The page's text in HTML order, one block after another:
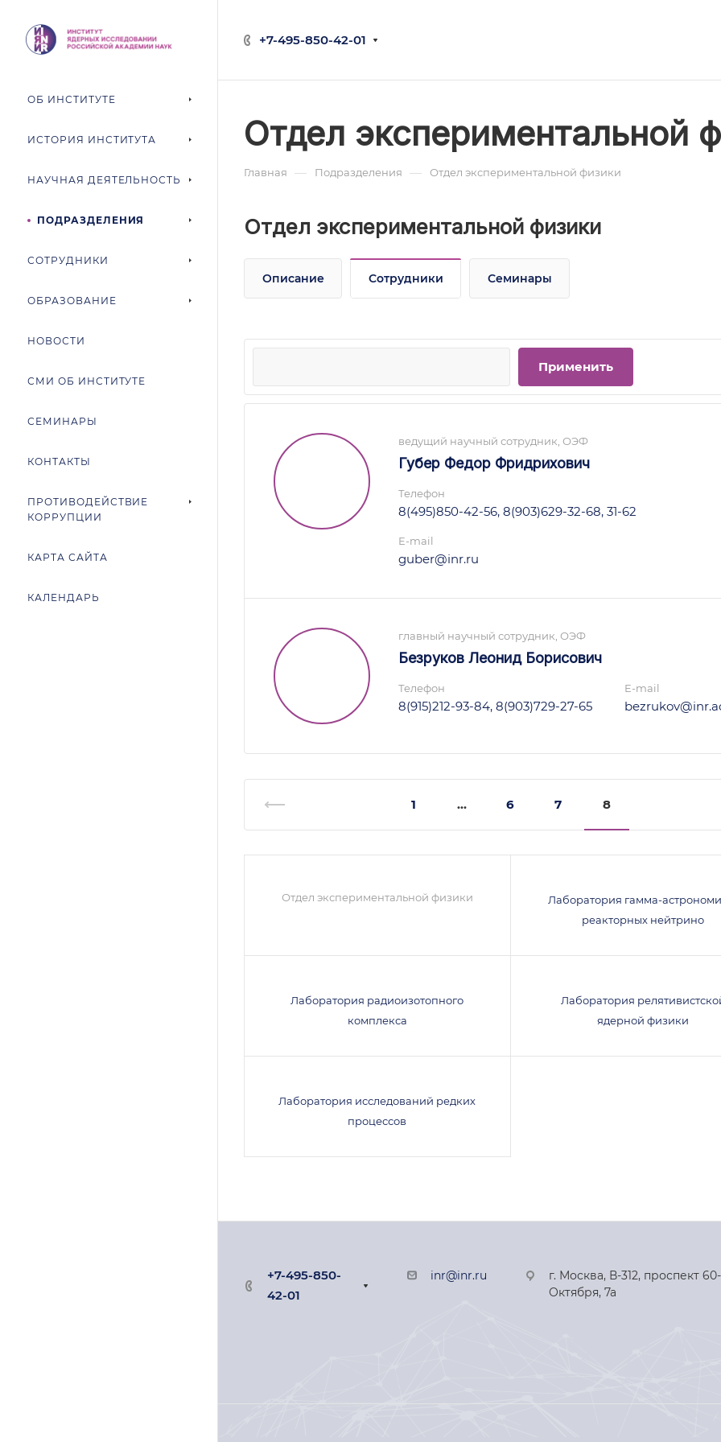
+7-495-850-42-01
ОБ ИНСТИТУТЕ
ИСТОРИЯ ИНСТИТУТА
НАУЧНАЯ ДЕЯТЕЛЬНОСТЬ
ПОДРАЗДЕЛЕНИЯ
СОТРУДНИКИ
ОБРАЗОВАНИЕ
НОВОСТИ
СМИ ОБ ИНСТИТУТЕ
СЕМИНАРЫ
КОНТАКТЫ
ПРОТИВОДЕЙСТВИЕ
КОРРУПЦИИ
КАРТА САЙТА
КАЛЕНДАРЬ
Отдел экспериментальной
Главная — Подразделения — Отдел экспериментальной физики
Отдел экспериментальной физики
Описание Сотрудники Семинары
ведущий научный сотрудник, ОЭФ
Губер Федор Фридрихович
Телефон
8(495)850-42-56, 8(903)629-32-68, 31-62
E-mail
guber@inr.ru
главный научный сотрудник, ОЭФ
Безруков Леонид Борисович
Телефон
8(915)212-93-84, 8(903)729-27-65
E-mail
1 ... 6 7 8
Отдел экспериментальной физики
Лаборатория гамма-
реакторных нейтрино
Лаборатория радиоизотопного
комплекса
Лаборатория
ядерной физики
Лаборатория исследований редких
процессов
+7-495-850-
42-01
inr@inr.ru
г. Москва, В-312, проспект
Октября, 7а